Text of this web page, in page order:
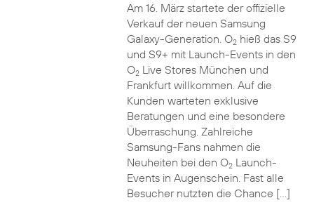
Am 16. März startete der offizielle
Verkauf der neuen Samsung
Galaxy-Generation. O2hieß das S9
und S9+ mit Launch-Events in den
O2Live Stores München und
Frankfurt willkommen. Auf die
Kunden warteten exklusive
Beratungen und eine besondere
Überraschung. Zahlreiche
Samsung-Fans nahmen die
Neuheiten bei den O2Launch-
Events in Augenschein. Fast alle
Besucher nutzten die Chance […]